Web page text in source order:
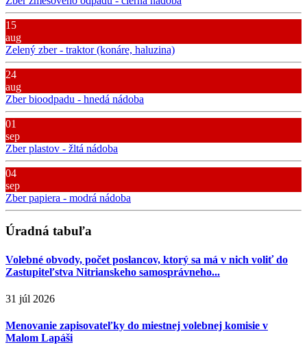
15
aug
Zelený zber - traktor (konáre, haluzina)
24
aug
Zber bioodpadu - hnedá nádoba
01
sep
Zber plastov - žltá nádoba
04
sep
Zber papiera - modrá nádoba
Úradná tabuľa
Volebné obvody, počet poslancov, ktorý sa má v nich voliť do
Zastupiteľstva Nitrianskeho samosprávneho...
31 júl 2026
Menovanie zapisovateľky do miestnej volebnej komisie v
Malom Lapáši